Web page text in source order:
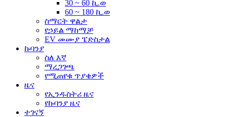
30 ~ 60 ኪ.ወ
60 ~ 180 ኪ.ወ
ስማርት ዋልታ
የኃይል ማከማቻ
EV መሙያ ፔድስታል
ኩባንያ
ስለ እኛ
ማረጋገጫ
የሚጠየቁ ጥያቄዎች
ዜና
የኢንዱስትሪ ዜና
የኩባንያ ዜና
ተገናኝ